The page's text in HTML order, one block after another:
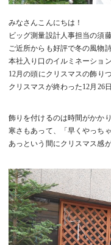
みなさんこんにちは！
ビッグ測量設計人事担当の須藤
ご近所からも好評で冬の風物
本社入り口のイルミネーション
12月の頭にクリスマスの飾り
クリスマスが終わった12月26
飾りを付けるのは時間がかか
寒さもあって、「早くやっち
あっという間にクリスマス感